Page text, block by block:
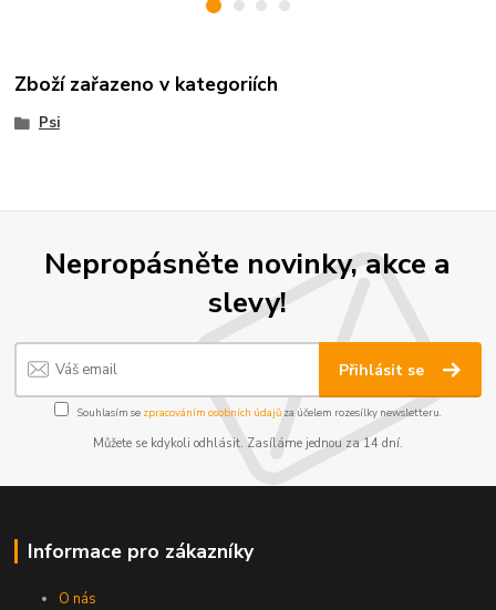
Zboží zařazeno v kategoriích
Psi
Nepropásněte novinky, akce a
slevy!
Přihlásit se
Souhlasím se zpracováním osobních údajů za účelem rozesílky newsletteru.
Můžete se kdykoli odhlásit. Zasíláme jednou za 14 dní.
Informace pro zákazníky
O nás